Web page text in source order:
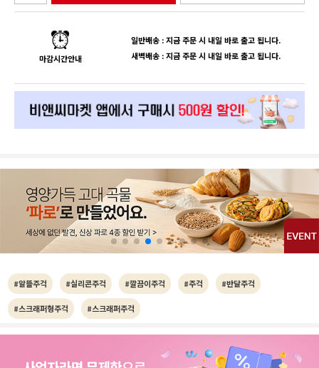
마감시간안내
일반배송 : 지금 주문 시 내일 바로 출고 됩니다.
새벽배송 : 지금 주문 시 내일 바로 출고 됩니다.
#알뜰주걱 #실리콘주걱 #깔끔이주걱 #주걱 #반달주걱
#스크래퍼형주걱 #스크래퍼주걱